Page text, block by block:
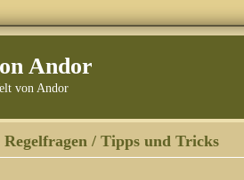
Andor
von Andor
Regelfragen / Tipps und Tricks